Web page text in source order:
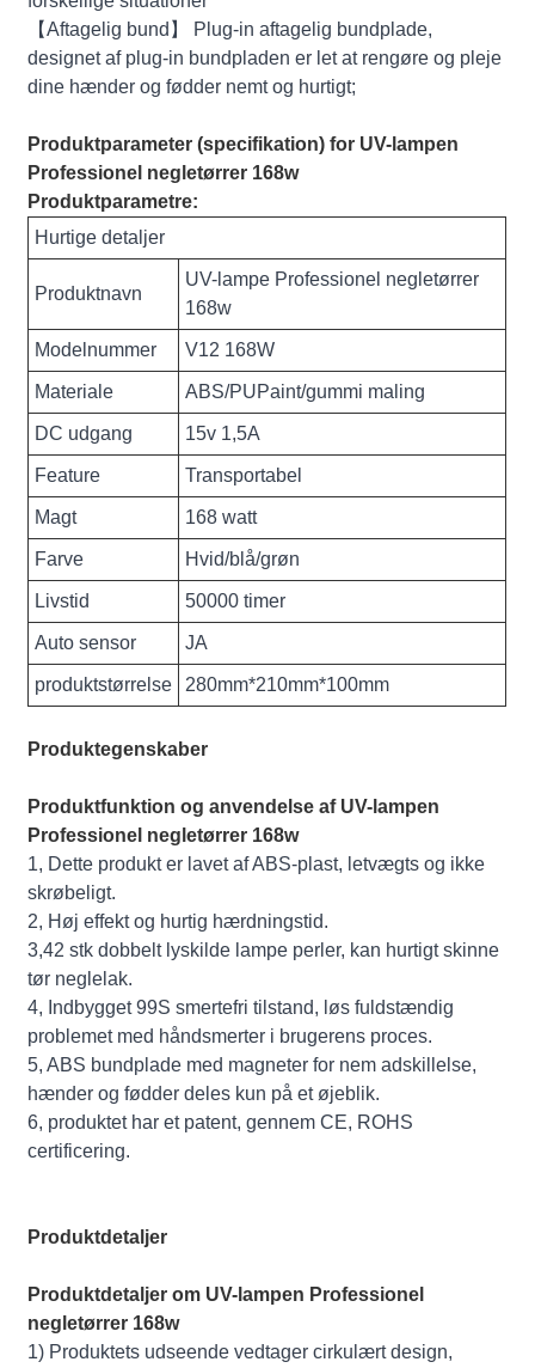
【Aftagelig bund】 Plug-in aftagelig bundplade,
designet af plug-in bundpladen er let at rengøre og pleje
dine hænder og fødder nemt og hurtigt;
Produktparameter (specifikation) for UV-lampen
Professionel negletørrer 168w
Produktparametre:
Hurtige detaljer
Produktnavn
UV-lampe Professionel negletørrer
168w
Modelnummer V12 168W
Materiale ABS/PUPaint/gummi maling
DC udgang 15v 1,5A
Feature Transportabel
Magt 168 watt
Farve Hvid/blå/grøn
Livstid 50000 timer
Auto sensor JA
produktstørrelse 280mm*210mm*100mm
Produktegenskaber
Produktfunktion og anvendelse af UV-lampen
Professionel negletørrer 168w
1, Dette produkt er lavet af ABS-plast, letvægts og ikke
skrøbeligt.
2, Høj effekt og hurtig hærdningstid.
3,42 stk dobbelt lyskilde lampe perler, kan hurtigt skinne
tør neglelak.
4, Indbygget 99S smertefri tilstand, løs fuldstændig
problemet med håndsmerter i brugerens proces.
5, ABS bundplade med magneter for nem adskillelse,
hænder og fødder deles kun på et øjeblik.
6, produktet har et patent, gennem CE, ROHS
certificering.
Produktdetaljer
Produktdetaljer om UV-lampen Professionel
negletørrer 168w
1) Produktets udseende vedtager cirkulært design,